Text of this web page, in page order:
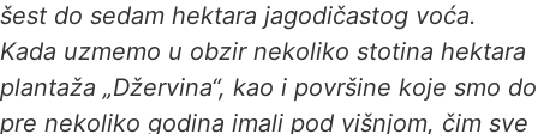
šest do sedam hektara jagodičastog voća.
Kada uzmemo u obzir nekoliko stotina hektara
plantaža „Džervina“, kao i površine koje smo do
pre nekoliko godina imali pod višnjom, čim sve